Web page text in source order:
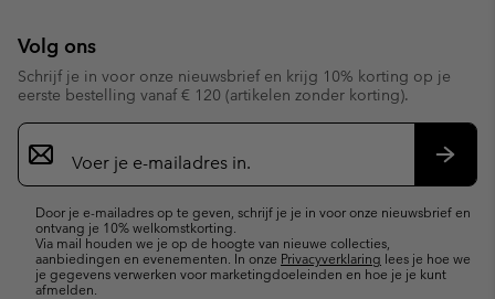
Volg ons
Schrijf je in voor onze nieuwsbrief en krijg 10% korting op je
eerste bestelling vanaf € 120 (artikelen zonder korting).
Aanmelden
voor
e-
Door je e-mailadres op te geven, schrijf je je in voor onze nieuwsbrief en
ontvang je 10% welkomstkorting.
Via mail houden we je op de hoogte van nieuwe collecties,
aanbiedingen en evenementen. In onze Privacyverklaring lees je hoe we
je gegevens verwerken voor marketingdoeleinden en hoe je je kunt
afmelden.